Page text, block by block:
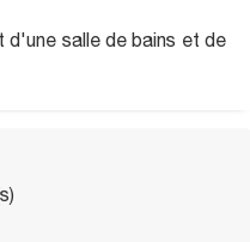
d'une salle de bains et de